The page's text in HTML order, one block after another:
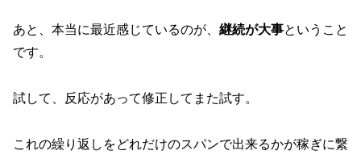
あと、本当に最近感じているのが、 継続が大事ということ
です。
試して、反応があって修正してまた試す。
これの繰り返しをどれだけのスパンで出来るかが稼ぎに繋